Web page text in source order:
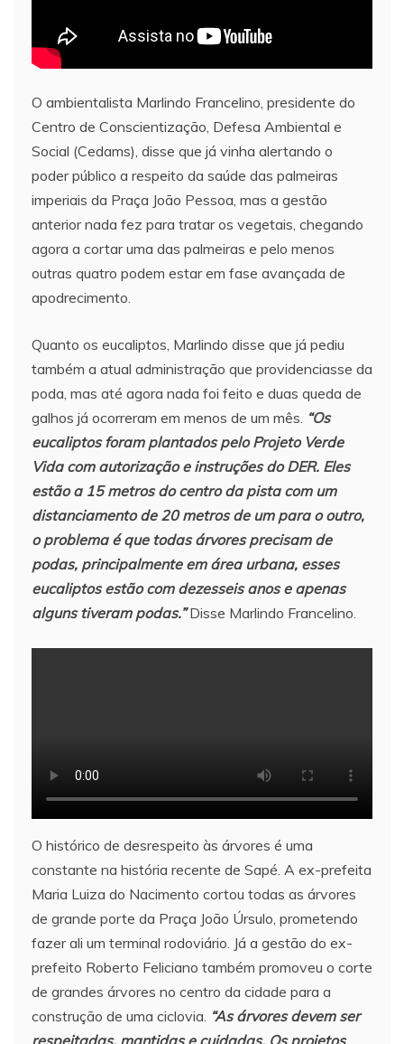
O ambientalista Marlindo Francelino, presidente do
Centro de Conscientização, Defesa Ambiental e
Social (Cedams), disse que já vinha alertando o
poder público a respeito da saúde das palmeiras
imperiais da Praça João Pessoa, mas a gestão
anterior nada fez para tratar os vegetais, chegando
agora a cortar uma das palmeiras e pelo menos
outras quatro podem estar em fase avançada de
apodrecimento.
Quanto os eucaliptos, Marlindo disse que já pediu
também a atual administração que providenciasse da
poda, mas até agora nada foi feito e duas queda de
galhos já ocorreram em menos de um mês. “Os
eucaliptos foram plantados pelo Projeto Verde
Vida com autorização e instruções do DER. Eles
estão a 15 metros do centro da pista com um
distanciamento de 20 metros de um para o outro,
o problema é que todas árvores precisam de
podas, principalmente em área urbana, esses
eucaliptos estão com dezesseis anos e apenas
alguns tiveram podas.”Disse Marlindo Francelino.
O histórico de desrespeito às árvores é uma
constante na história recente de Sapé. A ex-prefeita
Maria Luiza do Nacimento cortou todas as árvores
de grande porte da Praça João Úrsulo, prometendo
fazer ali um terminal rodoviário. Já a gestão do ex-
prefeito Roberto Feliciano também promoveu o corte
de grandes árvores no centro da cidade para a
construção de uma ciclovia. “As árvores devem ser